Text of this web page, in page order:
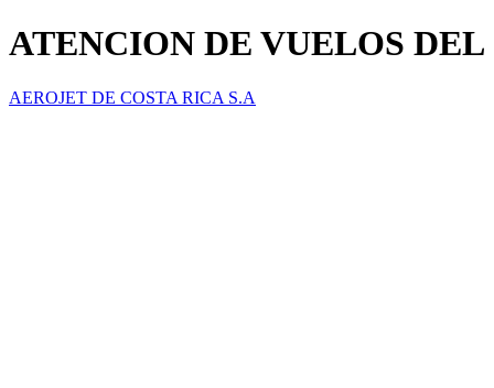
ATENCION DE VUELOS DEL
AEROJET DE COSTA RICA S.A